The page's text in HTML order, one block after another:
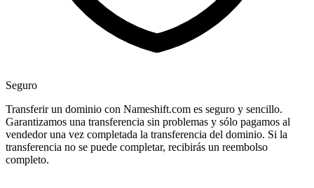
Seguro
Transferir un dominio con Nameshift.com es seguro y sencillo.
Garantizamos una transferencia sin problemas y sólo pagamos al
vendedor una vez completada la transferencia del dominio. Si la
transferencia no se puede completar, recibirás un reembolso
completo.